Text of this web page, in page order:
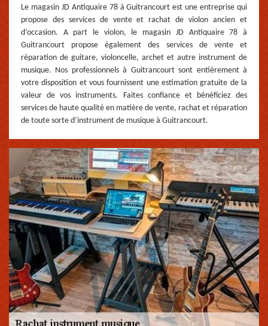
Le magasin JD Antiquaire 78 à Guitrancourt est une entreprise qui
propose des services de vente et rachat de violon ancien et
d’occasion. A part le violon, le magasin JD Antiquaire 78 à
Guitrancourt propose également des services de vente et
réparation de guitare, violoncelle, archet et autre instrument de
musique. Nos professionnels à Guitrancourt sont entièrement à
votre disposition et vous fournissent une estimation gratuite de la
valeur de vos instruments. Faites confiance et bénéficiez des
services de haute qualité en matière de vente, rachat et réparation
de toute sorte d’instrument de musique à Guitrancourt.